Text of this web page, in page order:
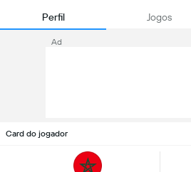
Perfil Jogos
Ad
Card do jogador